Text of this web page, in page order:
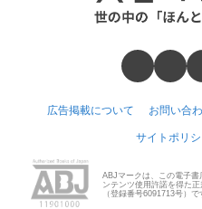
広告掲載について お問い合
サイトポリ
ABJマークは、この電子書
ンテンツ使用許諾を得た
（登録番号6091713号）で